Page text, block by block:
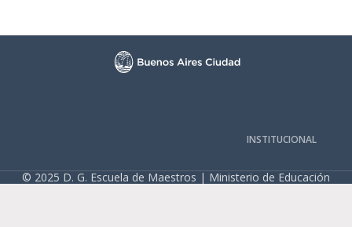
INSTITUCIONAL
© 2025 D. G. Escuela de Maestros | Ministerio de Educación